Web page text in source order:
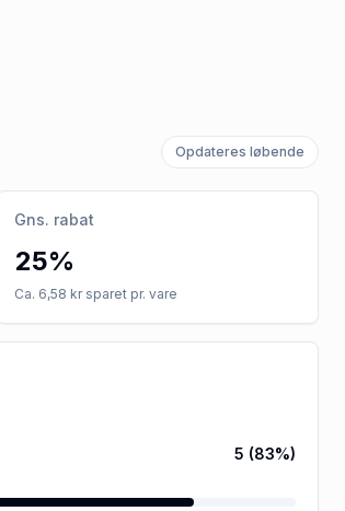
Opdateres løbende
Gns. rabat
25%
Ca. 6,58 kr sparet pr. vare
5 (83%)